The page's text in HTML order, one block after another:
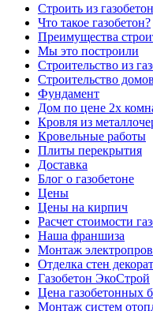
Строить из
Что такое газобетон?
Преимущества
Мы это построили
Строительство из
Строительство
Фундамент
Дом по цене 2х
Кровля из
Кровельные работы
Плиты перекрытия
Доставка
Блог о газобетоне
Цены
Цены на кирпич
Расчет стоимости
Наша франшиза
Монтаж
Отделка стен
Газобетон ЭкоСтрой
Цена газобетонных
Монтаж систем